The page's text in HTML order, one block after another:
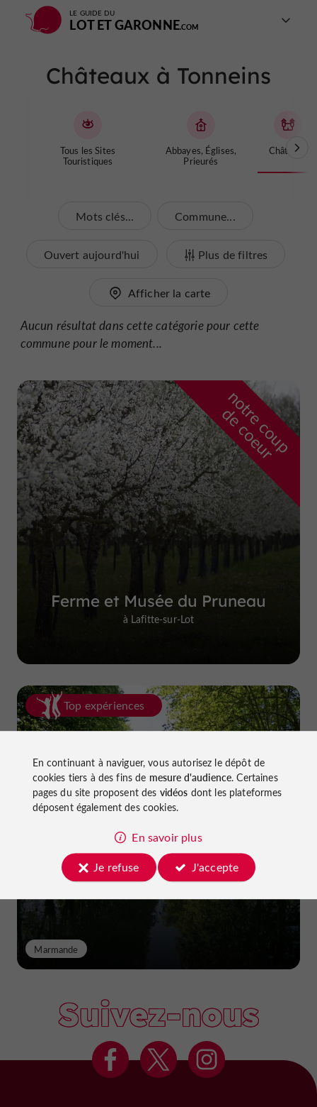
LE GUIDE DU
LOT ET GARONNE
Châteaux à Tonneins
Tous les Sites
Touristiques
Abbayes, Églises,
Prieurés
Châteaux
Mots clés... Commune...
Ouvert aujourd'hui Plus de filtres
Afficher la carte
Aucun résultat dans cette catégorie pour cette
commune pour le moment...
n
o
t
r
e
c
o
u
p
d
e
c
o
e
u
r
Ferme et Musée du Pruneau
à Lafitte-sur-Lot
Top expériences
pistes cyclables et voies vertes !
Marmande
Suivez-nous
En continuant à naviguer, vous autorisez le dépôt de
cookies tiers à des fins de mesure d'audience. Certaines
pages du site proposent des vidéos dont les plateformes
déposent également des cookies.
En savoir plus
Je refuse
J'accepte